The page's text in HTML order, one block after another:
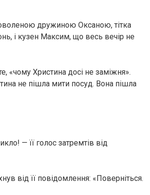
дружиною Оксаною, тітка
і кузен Максим, що весь вечір не
«чому Христина досі не заміжня».
не пішла мити посуд. Вона пішла
— її голос затремтів від
від її повідомлення: «Поверніться.